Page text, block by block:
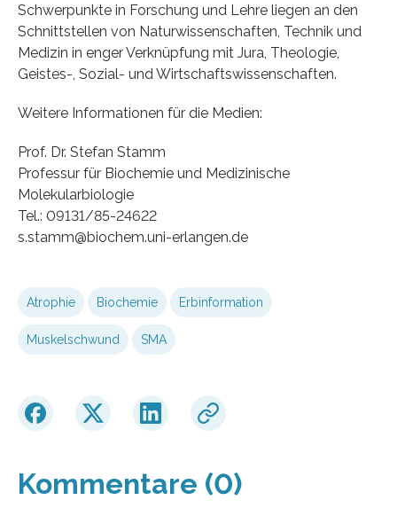
Schwerpunkte in Forschung und Lehre liegen an den
Schnittstellen von Naturwissenschaften, Technik und
Medizin in enger Verknüpfung mit Jura, Theologie,
Geistes-, Sozial- und Wirtschaftswissenschaften.
Weitere Informationen für die Medien:
Prof. Dr. Stefan Stamm
Professur für Biochemie und Medizinische
Molekularbiologie
Tel.: 09131/85-24622
s.stamm@biochem.uni-erlangen.de
Atrophie Biochemie Erbinformation
Muskelschwund SMA
Kommentare (0)